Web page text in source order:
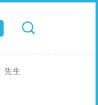
ャンセル
先生